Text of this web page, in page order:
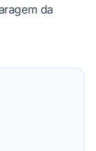
da